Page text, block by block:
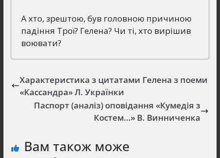
А хто, зрештою, був головною причиною
падіння Трої? Гелена? Чи ті, хто вирішив
воювати?
Характеристика з цитатами Гелена з поеми
«Кассандра» Л. Українки
Паспорт (аналіз) оповідання «Кумедія з
Костем…» В. Винниченка
Вам також може